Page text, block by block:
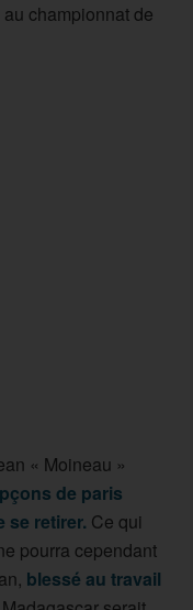
championnat de
« Moineau »
de paris
se retirer. Ce qui
pourra cependant
blessé au travail